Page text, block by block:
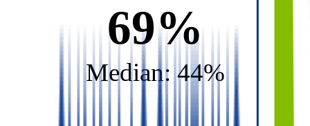
69%
Median: 44%